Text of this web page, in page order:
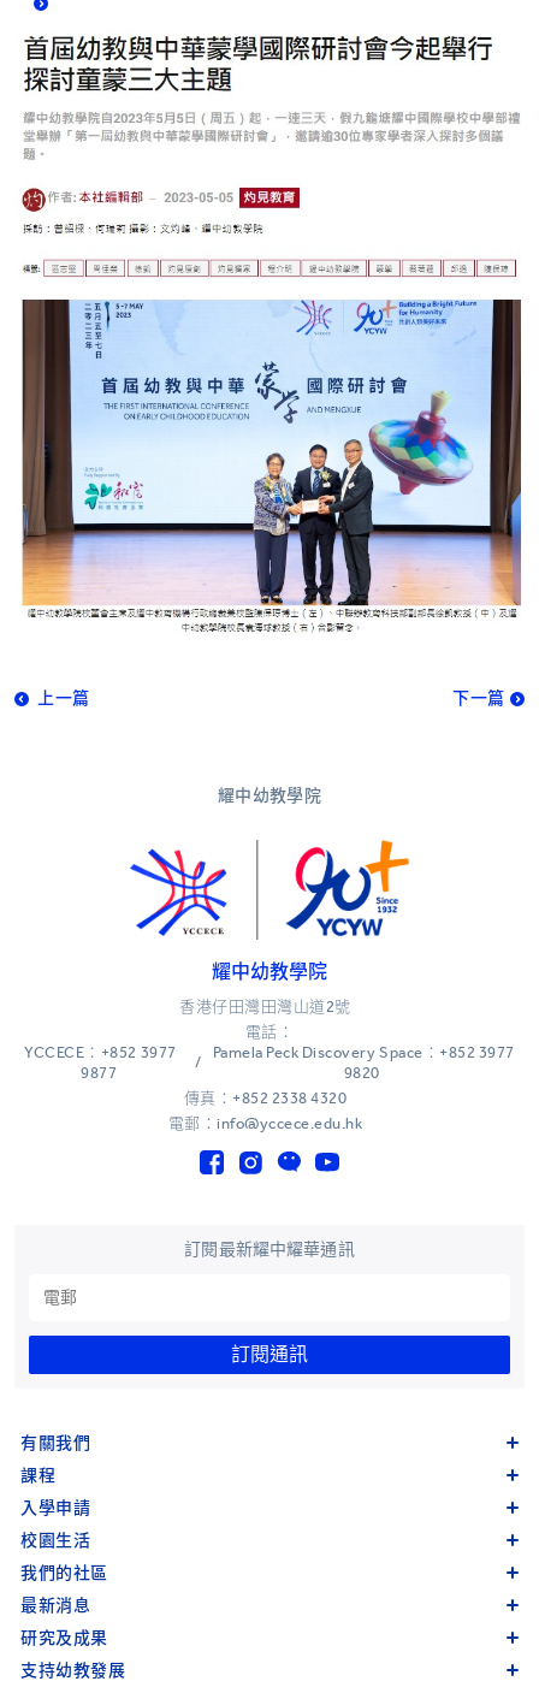
上一篇 下一篇
耀中幼教學院
耀中幼教學院
香港仔田灣田灣山道2號
電話：
YCCECE：+852 3977
9877
/
Pamela Peck Discovery Space：+852 3977
9820
傳真：+852 2338 4320
電郵：info@yccece.edu.hk
訂閱最新耀中耀華通訊
訂閱通訊
有關我們
課程
入學申請
校園生活
我們的社區
最新消息
研究及成果
支持幼教發展